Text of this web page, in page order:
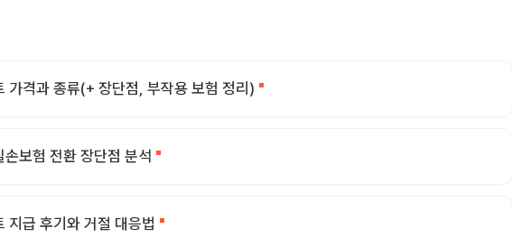
가격과 종류(+ 장단점, 부작용 보험 정리)
보험 전환 장단점 분석
지급 후기와 거절 대응법